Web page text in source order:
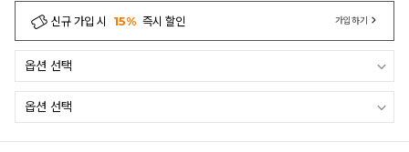
신규 가입 시 15% 즉시 할인 가입하기